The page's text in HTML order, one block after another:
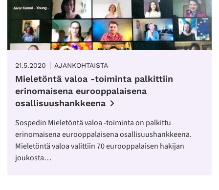
21.5.2020 AJANKOHTAISTA
Mieletöntä valoa -toiminta palkittiin
erinomaisena eurooppalaisena
osallisuushankkeena
Sospedin Mieletöntä valoa -toiminta on palkittu
erinomaisena eurooppalaisena osallisuushankkeena.
Mieletöntä valoa valittiin 70 eurooppalaisen hakijan
joukosta…